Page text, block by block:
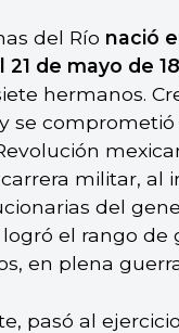
del Río nació
21 de mayo de
hermanos.
se comprometió
militar, al
del
el rango de
en plena
pasó al